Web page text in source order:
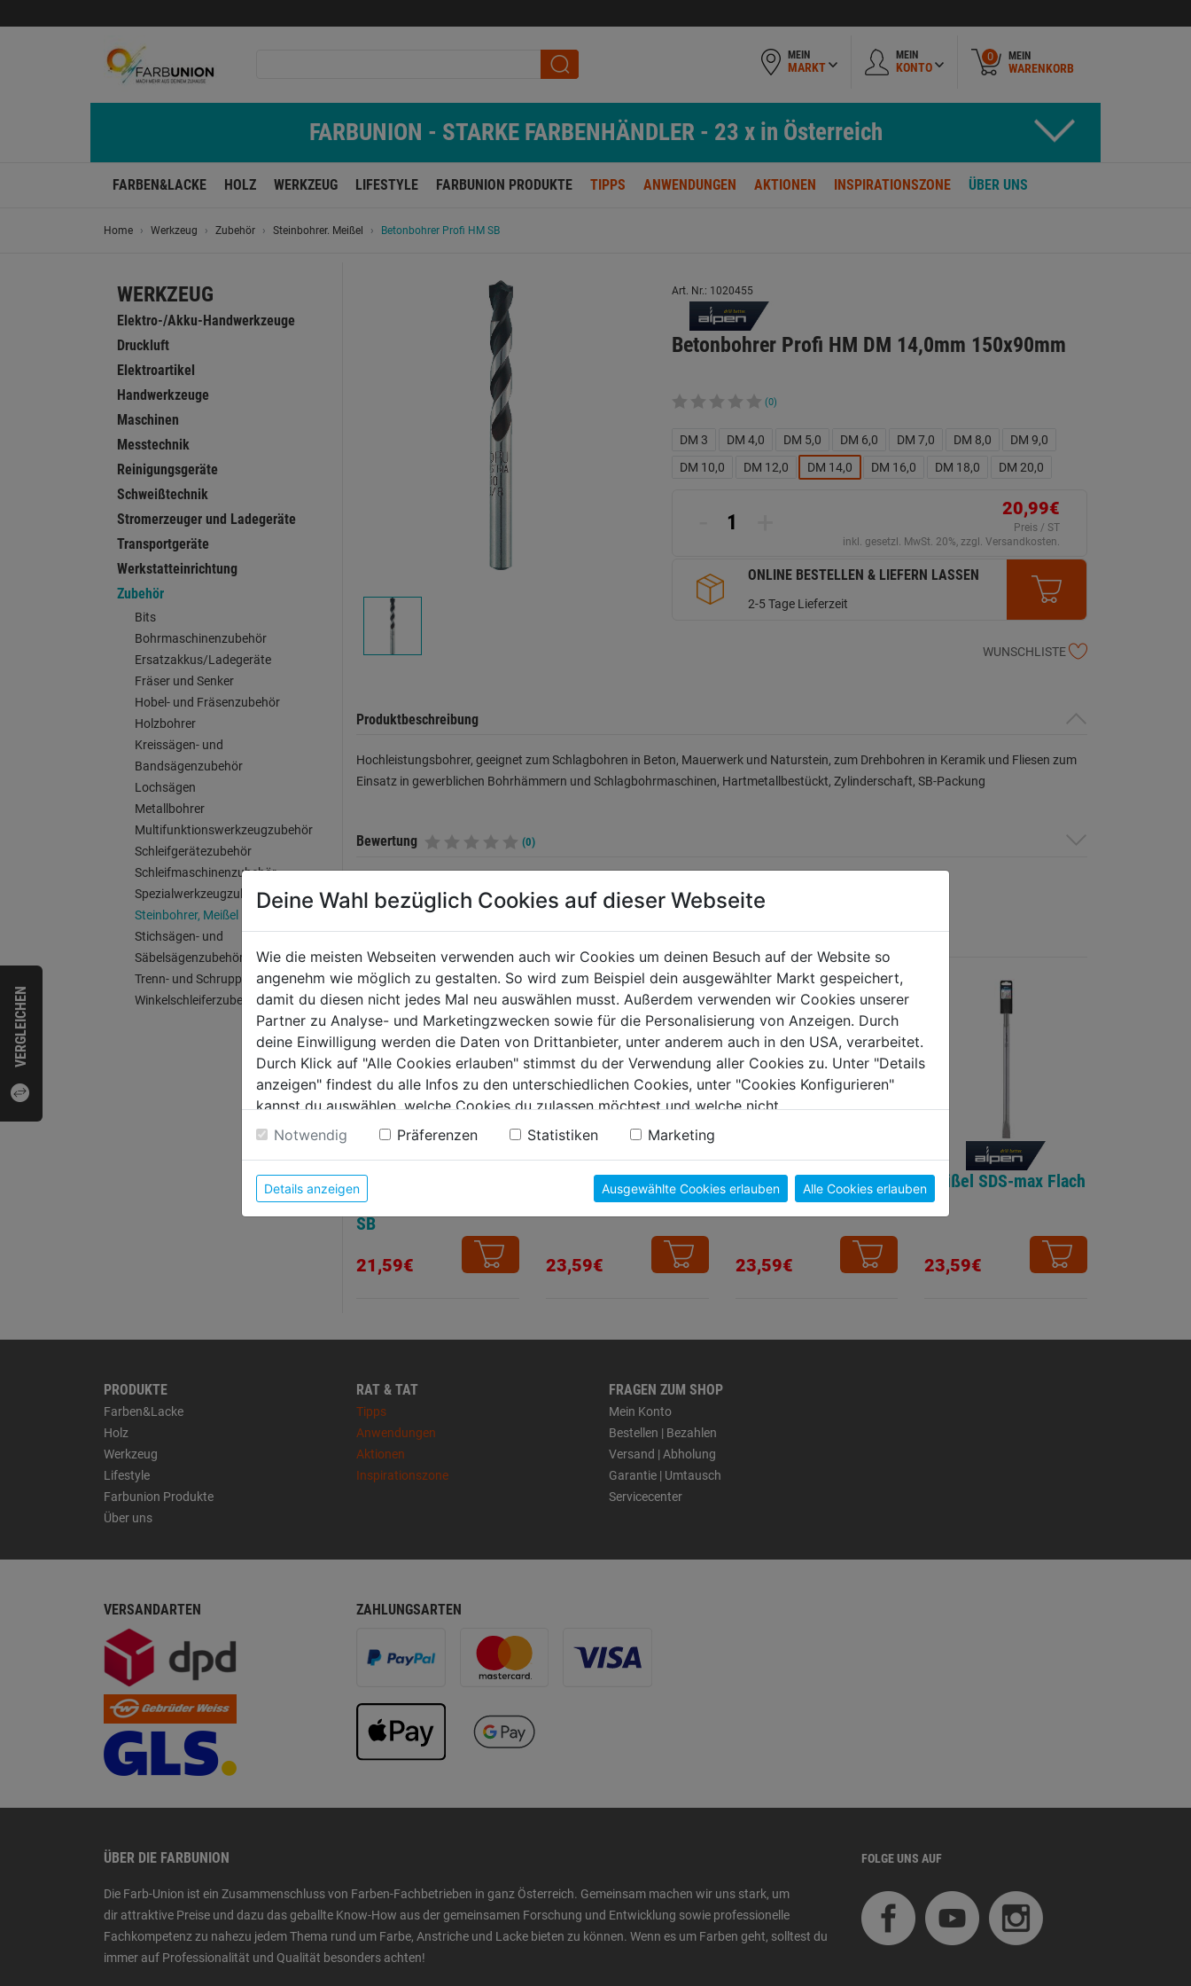
VERGLEICHEN
MEIN
MARKT
MEIN
KONTO
0 MEIN
WARENKORB
FARBUNION - STARKE FARBENHÄNDLER - 23 x in Österreich
FARBEN&LACKE HOLZ WERKZEUG LIFESTYLE FARBUNION PRODUKTE TIPPS ANWENDUNGEN AKTIONEN INSPIRATIONSZONE ÜBER UNS
Home Werkzeug Zubehör Steinbohrer. Meißel Betonbohrer Profi HM SB
WERKZEUG
Elektro-/Akku-Handwerkzeuge
Druckluft
Elektroartikel
Handwerkzeuge
Maschinen
Messtechnik
Reinigungsgeräte
Schweißtechnik
Stromerzeuger und Ladegeräte
Transportgeräte
Werkstatteinrichtung
Zubehör
Bits
Bohrmaschinenzubehör
Ersatzakkus/Ladegeräte
Fräser und Senker
Hobel- und Fräsenzubehör
Holzbohrer
Kreissägen- und
Bandsägenzubehör
Lochsägen
Metallbohrer
Multifunktionswerkzeugzubehör
Schleifgerätezubehör
Schleifmaschinenzubehör
Spezialwerkzeugzubehör
Steinbohrer, Meißel
Stichsägen- und
Säbelsägenzubehör
Trenn- und Schruppscheiben
Winkelschleiferzubehör
Art. Nr.: 1020455
Betonbohrer Profi HM DM 14,0mm 150x90mm
(0)
DM 3 DM 4,0 DM 5,0 DM 6,0 DM 7,0 DM 8,0
DM 9,0
DM 10,0
DM 12,0 DM 14,0 DM 16,0 DM 18,0 DM 20,0
20,99€
Preis / ST
inkl. gesetzl. MwSt. 20%, zzgl. Versandkosten.
ONLINE BESTELLEN & LIEFERN LASSEN
2-5 Tage Lieferzeit
WUNSCHLISTE
Produktbeschreibung
Hochleistungsbohrer, geeignet zum Schlagbohren in Beton, Mauerwerk und Naturstein, zum Drehbohren in Keramik und Fliesen zum
Einsatz in gewerblichen Bohrhämmern und Schlagbohrmaschinen, Hartmetallbestückt, Zylinderschaft, SB-Packung
Bewertung (0)
WEITERE PRODUKTE AUS DIESER KATEGORIE
Hammerbohrer SDS-
plus F4 210x150mm
SB
21,59€
Meißel SDS-plus Spitz
250mm
23,59€
Meißel SDS-plus Flach
250x20mm
23,59€
Meißel SDS-max Flach
SB
23,59€
PRODUKTE
Farben&Lacke
Holz
Werkzeug
Lifestyle
Farbunion Produkte
Über uns
RAT & TAT
Tipps
Anwendungen
Aktionen
Inspirationszone
FRAGEN ZUM SHOP
Mein Konto
Bestellen | Bezahlen
Versand | Abholung
Garantie | Umtausch
Servicecenter
VERSANDARTEN ZAHLUNGSARTEN
ÜBER DIE FARBUNION
Die Farb-Union ist ein Zusammenschluss von Farben-Fachbetrieben in ganz Österreich. Gemeinsam machen wir uns stark, um
dir attraktive Preise und dazu das geballte Know-How aus der gemeinsamen Forschung und Entwicklung sowie professionelle
Fachkompetenz zu nahezu jedem Thema rund um Farbe, Anstriche und Lacke bieten zu können. Wenn es um Farben geht, solltest du
immer auf Professionalität und Qualität besonders achten!
FOLGE UNS AUF
Deine Wahl bezüglich Cookies auf dieser Webseite
Wie die meisten Webseiten verwenden auch wir Cookies um deinen Besuch auf der Website so
angenehm wie möglich zu gestalten. So wird zum Beispiel dein ausgewählter Markt gespeichert,
damit du diesen nicht jedes Mal neu auswählen musst. Außerdem verwenden wir Cookies unserer
Partner zu Analyse- und Marketingzwecken sowie für die Personalisierung von Anzeigen. Durch
deine Einwilligung werden die Daten von Drittanbieter, unter anderem auch in den USA, verarbeitet.
Durch Klick auf "Alle Cookies erlauben" stimmst du der Verwendung aller Cookies zu. Unter "Details
anzeigen" findest du alle Infos zu den unterschiedlichen Cookies, unter "Cookies Konfigurieren"
kannst du auswählen, welche Cookies du zulassen möchtest und welche nicht.
Weitere Informationen findest du in unserer Datenschutzerklärung
Notwendig Präferenzen Statistiken Marketing
Details anzeigen Ausgewählte Cookies erlauben Alle Cookies erlauben